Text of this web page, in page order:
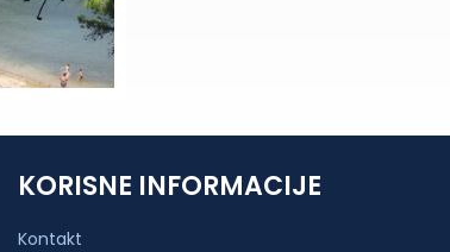
KORISNE INFORMACIJE
Kontakt